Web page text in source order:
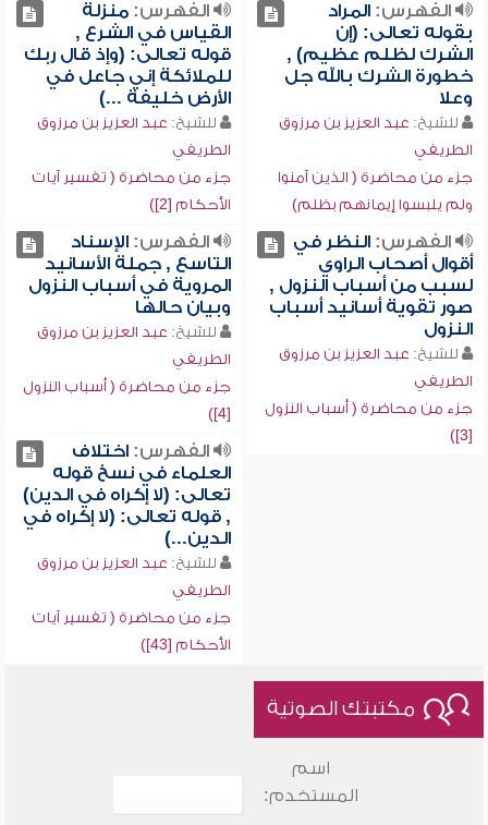
الفهرس:المراد
بقوله تعالى: (إن
الشرك لظلم عظيم) ,
خطورة الشرك بالله جل
وعلا
للشيخ: عبد العزيز بن مرزوق
الطريفي
جزء من محاضرة ( الذين آمنوا
ولم يلبسوا إيمانهم بظلم)
الفهرس:منزلة
القياس في الشرع ,
قوله تعالى: (وإذ قال ربك
للملائكة إني جاعل في
الأرض خليفة ...)
للشيخ: عبد العزيز بن مرزوق
الطريفي
جزء من محاضرة ( تفسير آيات
الأحكام [2])
الفهرس:النظر في
أقوال أصحاب الراوي
لسبب من أسباب النزول ,
صور تقوية أسانيد أسباب
النزول
للشيخ: عبد العزيز بن مرزوق
الطريفي
جزء من محاضرة ( أسباب النزول
[3])
الفهرس:الإسناد
التاسع , جملة الأسانيد
المروية في أسباب النزول
وبيان حالها
للشيخ: عبد العزيز بن مرزوق
الطريفي
جزء من محاضرة ( أسباب النزول
[4])
الفهرس:اختلاف
العلماء في نسخ قوله
تعالى: (لا إكراه في الدين)
, قوله تعالى: (لا إكراه في
الدين...)
للشيخ: عبد العزيز بن مرزوق
الطريفي
جزء من محاضرة ( تفسير آيات
الأحكام [43])
مكتبتك الصوتية
اسم
المستخدم: